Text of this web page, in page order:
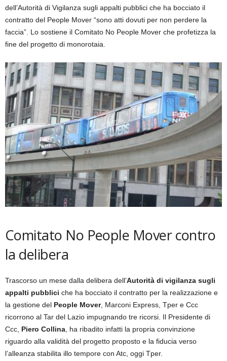
dell’Autorità di Vigilanza sugli appalti pubblici che ha bocciato il
contratto del People Mover “sono atti dovuti per non perdere la
faccia”. Lo sostiene il Comitato No People Mover che profetizza la
fine del progetto di monorotaia.
Comitato No People Mover contro
la delibera
Trascorso un mese dalla delibera dell’Autorità di vigilanza sugli
appalti pubblici che ha bocciato il contratto per la realizzazione e
la gestione del People Mover, Marconi Express, Tper e Ccc
ricorrono al Tar del Lazio impugnando tre ricorsi. Il Presidente di
Ccc, Piero Collina , ha ribadito infatti la propria convinzione
riguardo alla validità del progetto proposto e la fiducia verso
l’alleanza stabilita illo tempore con Atc, oggi Tper.